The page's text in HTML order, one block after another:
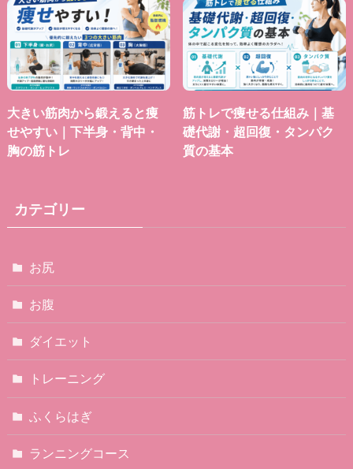
大きい筋肉から鍛えると痩
せやすい｜下半身・背中・
胸の筋トレ
筋トレで痩せる仕組み｜基
礎代謝・超回復・タンパク
質の基本
カテゴリー
お尻
お腹
ダイエット
トレーニング
ふくらはぎ
ランニングコース